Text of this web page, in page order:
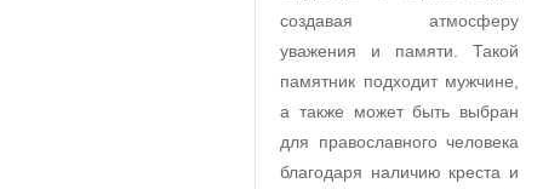
создавая атмосферу
уважения и памяти. Такой
памятник подходит мужчине,
а также может быть выбран
для православного человека
благодаря наличию креста и